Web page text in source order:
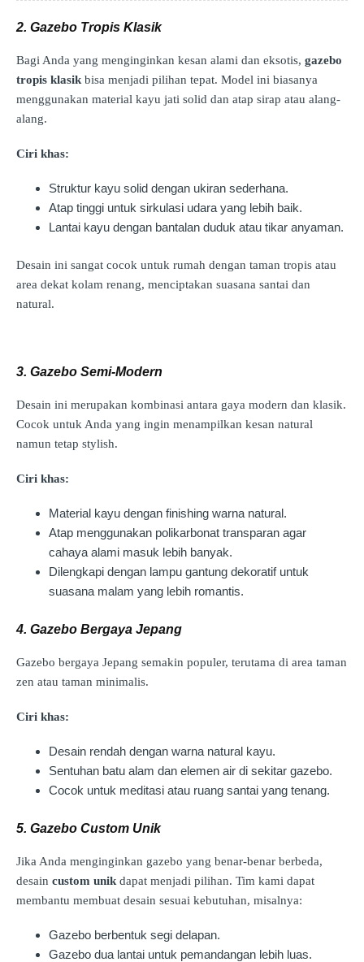
2. Gazebo Tropis Klasik
Bagi Anda yang menginginkan kesan alami dan eksotis, gazebo
tropis klasikbisa menjadi pilihan tepat. Model ini biasanya
menggunakan material kayu jati solid dan atap sirap atau alang-
alang.
Ciri khas:
Struktur kayu solid dengan ukiran sederhana.
Atap tinggi untuk sirkulasi udara yang lebih baik.
Lantai kayu dengan bantalan duduk atau tikar anyaman.
Desain ini sangat cocok untuk rumah dengan taman tropis atau
area dekat kolam renang, menciptakan suasana santai dan
natural.
3. Gazebo Semi-Modern
Desain ini merupakan kombinasi antara gaya modern dan klasik.
Cocok untuk Anda yang ingin menampilkan kesan natural
namun tetap stylish.
Ciri khas:
Material kayu dengan finishing warna natural.
Atap menggunakan polikarbonat transparan agar
cahaya alami masuk lebih banyak.
Dilengkapi dengan lampu gantung dekoratif untuk
suasana malam yang lebih romantis.
4. Gazebo Bergaya Jepang
Gazebo bergaya Jepang semakin populer, terutama di area taman
zen atau taman minimalis.
Ciri khas:
Desain rendah dengan warna natural kayu.
Sentuhan batu alam dan elemen air di sekitar gazebo.
Cocok untuk meditasi atau ruang santai yang tenang.
5. Gazebo Custom Unik
Jika Anda menginginkan gazebo yang benar-benar berbeda,
desain custom unik dapat menjadi pilihan. Tim kami dapat
membantu membuat desain sesuai kebutuhan, misalnya:
Gazebo berbentuk segi delapan.
Gazebo dua lantai untuk pemandangan lebih luas.